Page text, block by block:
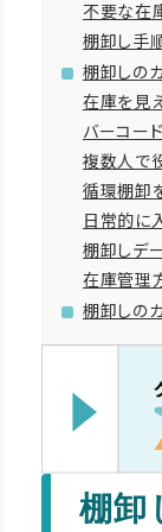
不要な在
棚卸し手
棚卸しの
在庫を見
バーコー
複数人で
循環棚卸
日常的に
棚卸しデ
在庫管理
棚卸しの
棚卸